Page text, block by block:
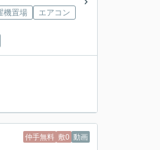
機置場
エアコン
仲手無料 敷0 動画